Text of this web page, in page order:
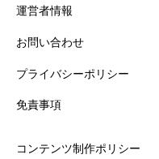
・投稿内容は運営確認後に
運営者情報
お問い合わせ
プライバシーポリシー
免責事項
コンテンツ制作ポリシー